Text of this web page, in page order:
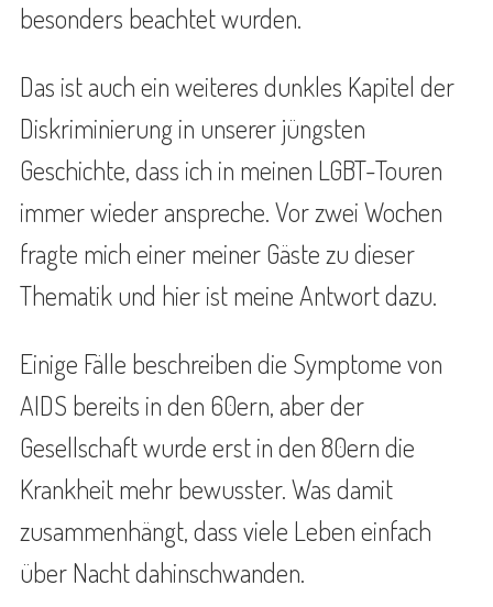
besonders beachtet wurden.
Das ist auch ein weiteres dunkles Kapitel der
Diskriminierung in unserer jüngsten
Geschichte, dass ich in meinen LGBT-Touren
immer wieder anspreche. Vor zwei Wochen
fragte mich einer meiner Gäste zu dieser
Thematik und hier ist meine Antwort dazu.
Einige Fälle beschreiben die Symptome von
AIDS bereits in den 60ern, aber der
Gesellschaft wurde erst in den 80ern die
Krankheit mehr bewusster. Was damit
zusammenhängt, dass viele Leben einfach
über Nacht dahinschwanden.